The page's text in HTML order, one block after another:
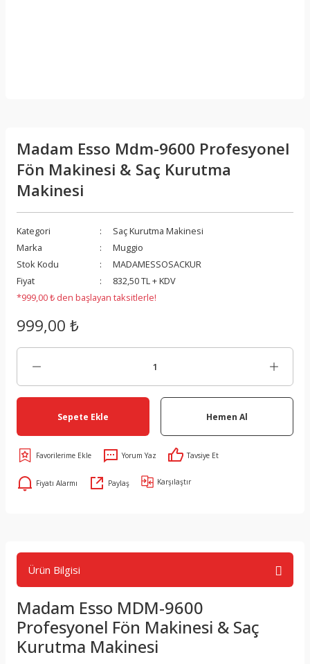
Madam Esso Mdm-9600 Profesyonel
Fön Makinesi & Saç Kurutma
Makinesi
Kategori
Saç Kurutma Makinesi
Marka
Muggio
Stok Kodu
MADAMESSOSACKUR
Fiyat
832,50 TL + KDV
*999,00 ₺ den başlayan taksitlerle!
999,00 ₺
Sepete Ekle Hemen Al
Yorum Yaz Tavsiye Et
Fiyatı Alarmı Paylaş Karşılaştır
Ürün Bilgisi
Madam Esso MDM-9600
Profesyonel Fön Makinesi & Saç
Kurutma Makinesi